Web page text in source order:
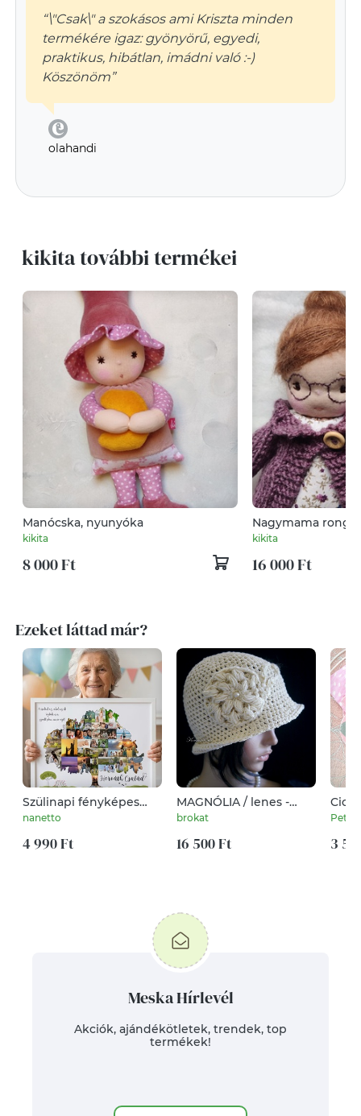
“\"Csak\" a szokásos ami Kriszta minden
termékére igaz: gyönyörű, egyedi,
praktikus, hibátlan, imádni való :-)
Köszönöm”
olahandi
kikita további termékei
Manócska, nyunyóka
kikita
8 000 Ft
Nagymama
baba, nagyika
kikita
16 000 Ft
Ezeket láttad már?
Szülinapi fényképes
családfa poszter 60, 70,
Papának, Mamának,
nagyszülőnek unokától
nanetto
4 990 Ft
MAGNÓLIA / lenes -
horgolt flapper kalap /
brokat
16 500 Ft
cica
3
Meska Hírlevél
Akciók, ajándékötletek, trendek, top
termékek!